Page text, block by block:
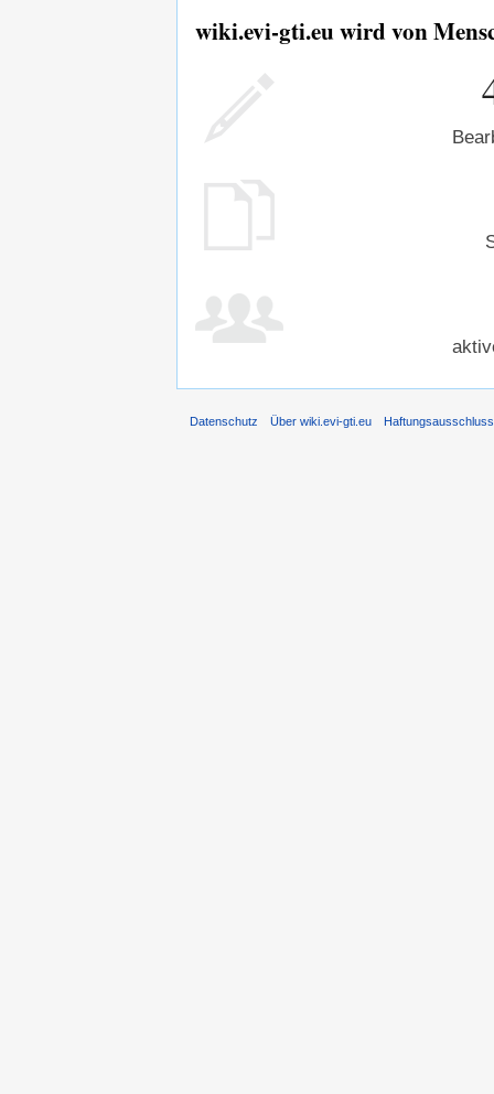
wiki.evi-gti.eu wird von
Datenschutz Über wiki.evi-gti.eu Haftungsausschluss